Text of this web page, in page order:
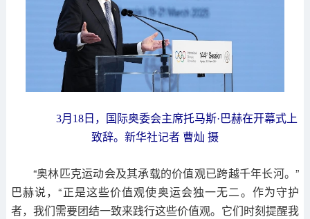
3月18日，国际奥委会主席托马斯·巴赫在开幕式上
致辞。新华社记者 曹灿 摄
“奥林匹克运动会及其承载的价值观已跨越千年长河。”
巴赫说，“正是这些价值观使奥运会独一无二。作为守护
者，我们需要团结一致来践行这些价值观。它们时刻提醒我